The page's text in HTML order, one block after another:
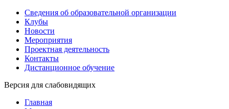
Сведения об образовательной организации
Клубы
Новости
Мероприятия
Проектная деятельность
Контакты
Дистанционное обучение
Версия для слабовидящих
Главная